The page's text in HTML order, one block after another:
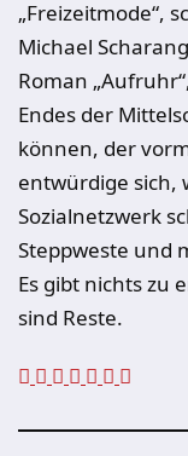
„Freizeitmode“,
Michael
Roman
Endes der
können, der
entwürdige sich,
Sozialnetzwerk
Steppweste und
Es gibt nichts zu
sind Reste.